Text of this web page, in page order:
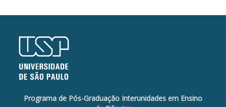
Programa de Pós-Graduação Interunidades em Ensino